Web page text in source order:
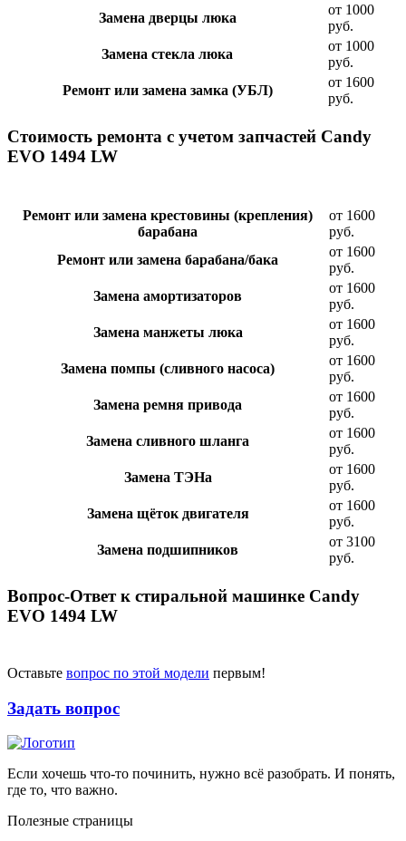
Замена дверцы люка
от 1000
руб.
Замена стекла люка
от 1000
руб.
Ремонт или замена замка (УБЛ)
от 1600
руб.
Стоимость ремонта с учетом запчастей Candy
EVO 1494 LW
Ремонт или замена крестовины (крепления)
барабана
от 1600
руб.
Ремонт или замена барабана/бака
от 1600
руб.
Замена амортизаторов
от 1600
руб.
Замена манжеты люка
от 1600
руб.
Замена помпы (сливного насоса)
от 1600
руб.
Замена ремня привода
от 1600
руб.
Замена сливного шланга
от 1600
руб.
Замена ТЭНа
от 1600
руб.
Замена щёток двигателя
от 1600
руб.
Замена подшипников
от 3100
руб.
Вопрос-Ответ к стиральной машинке Candy
EVO 1494 LW
Оставьте вопрос по этой модели первым!
Задать вопрос
Если хочешь что-то починить, нужно всё разобрать. И понять,
где то, что важно.
Полезные страницы